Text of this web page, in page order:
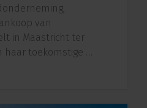
van
in Maastricht ter
toekomstige …